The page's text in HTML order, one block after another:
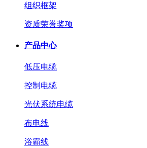
组织框架
资质荣誉奖项
产品中心
低压电缆
控制电缆
光伏系统电缆
布电线
浴霸线